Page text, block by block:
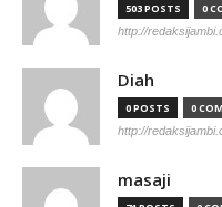
503 POSTS 0
http://
Diah
0 POSTS 0
http://
masaji